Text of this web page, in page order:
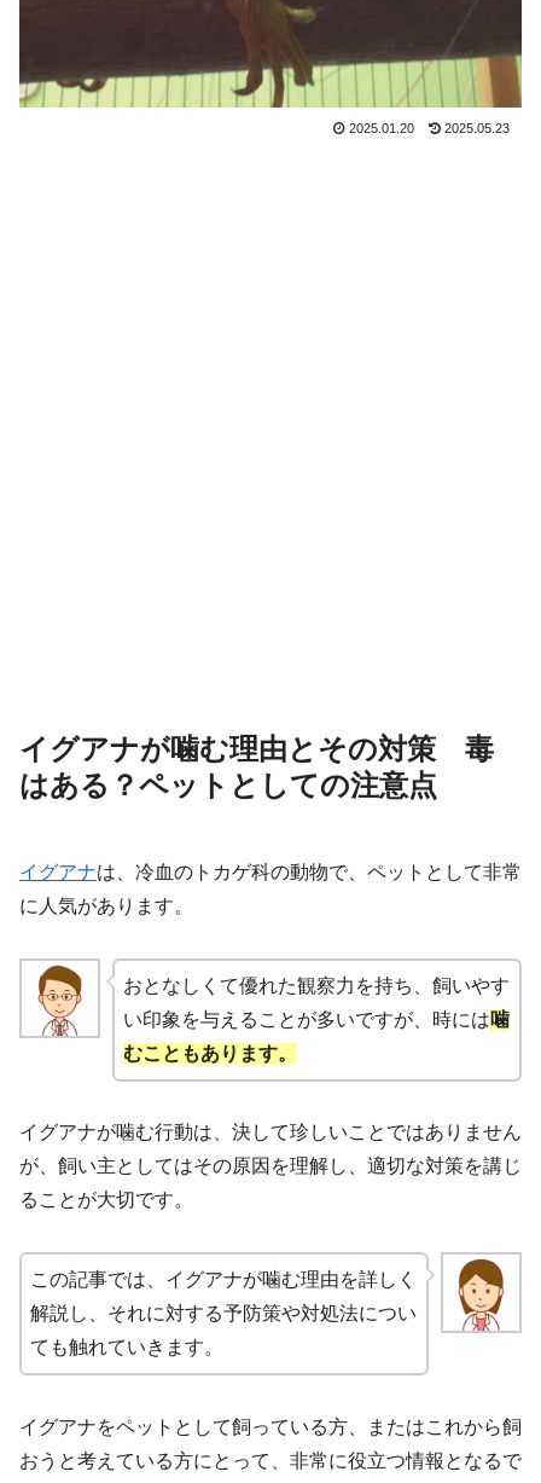
2025.01.20 2025.05.23
イグアナが噛む理由とその対策 毒
はある？ペットとしての注意点
イグアナは、冷血のトカゲ科の動物で、ペットとして非常
に人気があります。
おとなしくて優れた観察力を持ち、飼いやす
い印象を与えることが多いですが、時には噛
むこともあります。
イグアナが噛む行動は、決して珍しいことではありません
が、飼い主としてはその原因を理解し、適切な対策を講じ
ることが大切です。
この記事では、イグアナが噛む理由を詳しく
解説し、それに対する予防策や対処法につい
ても触れていきます。
イグアナをペットとして飼っている方、またはこれから飼
おうと考えている方にとって、非常に役立つ情報となるで